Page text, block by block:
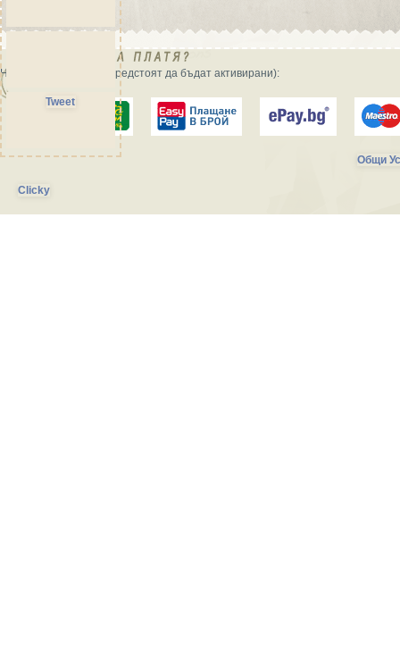
Начини на плащане (предстоят да бъдат активирани):
Общи
Clicky
Tweet